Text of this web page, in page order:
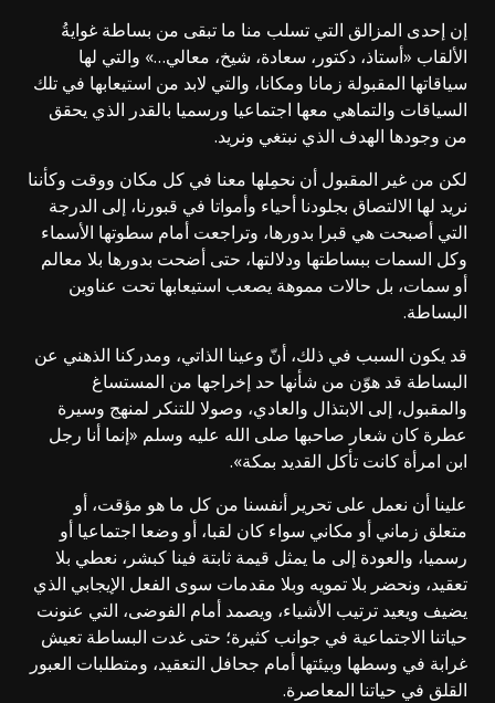
إن إحدى المزالق التي تسلب منا ما تبقى من بساطة غوايةُ
الألقاب «أستاذ، دكتور، سعادة، شيخ، معالي…» والتي لها
سياقاتها المقبولة زمانا ومكانا، والتي لابد من استيعابها في تلك
السياقات والتماهي معها اجتماعيا ورسميا بالقدر الذي يحقق
من وجودها الهدف الذي نبتغي ونريد.
لكن من غير المقبول أن نحمِلها معنا في كل مكان ووقت وكأننا
نريد لها الالتصاق بجلودنا أحياء وأمواتا في قبورنا، إلى الدرجة
التي أصبحت هي قبرا بدورها، وتراجعت أمام سطوتها الأسماء
وكل السمات ببساطتها ودلالتها، حتى أضحت بدورها بلا معالم
أو سمات، بل حالات مموهة يصعب استيعابها تحت عناوين
البساطة.
قد يكون السبب في ذلك، أنّ وعينا الذاتي، ومدركنا الذهني عن
البساطة قد هوّن من شأنها حد إخراجها من المستساغ
والمقبول، إلى الابتذال والعادي، وصولا للتنكر لمنهج وسيرة
عطرة كان شعار صاحبها صلى الله عليه وسلم «إنما أنا رجل
ابن امرأة كانت تأكل القديد بمكة».
علينا أن نعمل على تحرير أنفسنا من كل ما هو مؤقت، أو
متعلق زماني أو مكاني سواء كان لقبا، أو وضعا اجتماعيا أو
رسميا، والعودة إلى ما يمثل قيمة ثابتة فينا كبشر، نعطي بلا
تعقيد، ونحضر بلا تمويه وبلا مقدمات سوى الفعل الإيجابي الذي
يضيف ويعيد ترتيب الأشياء، ويصمد أمام الفوضى، التي عنونت
حياتنا الاجتماعية في جوانب كثيرة؛ حتى غدت البساطة تعيش
غرابة في وسطها وبيئتها أمام جحافل التعقيد، ومتطلبات العبور
القلق في حياتنا المعاصرة.